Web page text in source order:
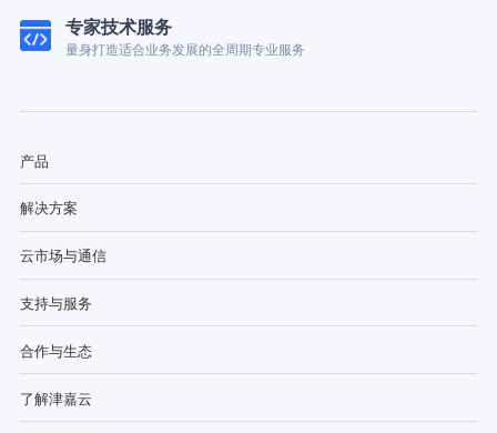
专家技术服务
量身打造适合业务发展的全周期专业服务
产品
解决方案
云市场与通信
支持与服务
合作与生态
了解津嘉云